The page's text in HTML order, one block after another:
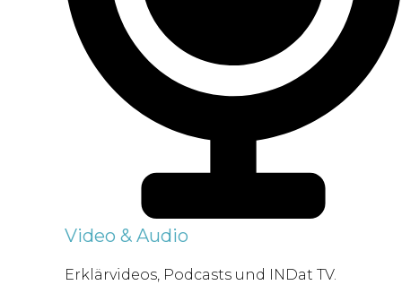
Video & Audio
Erklärvideos, Podcasts und INDat TV.